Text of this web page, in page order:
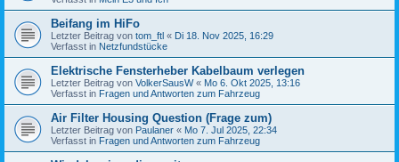
Beifang im HiFo
Letzter Beitrag von tom_ftl « Di 18. Nov 2025, 16:29
Verfasst in Netzfundstücke
Elektrische Fensterheber Kabelbaum verlegen
Letzter Beitrag von VolkerSausW« Mo 6. Okt 2025, 13:16
Verfasst in Fragen und Antworten zum Fahrzeug
Air Filter Housing Question (Frage zum)
Letzter Beitrag von Paulaner « Mo 7. Jul 2025, 22:34
Verfasst in Fragen und Antworten zum Fahrzeug